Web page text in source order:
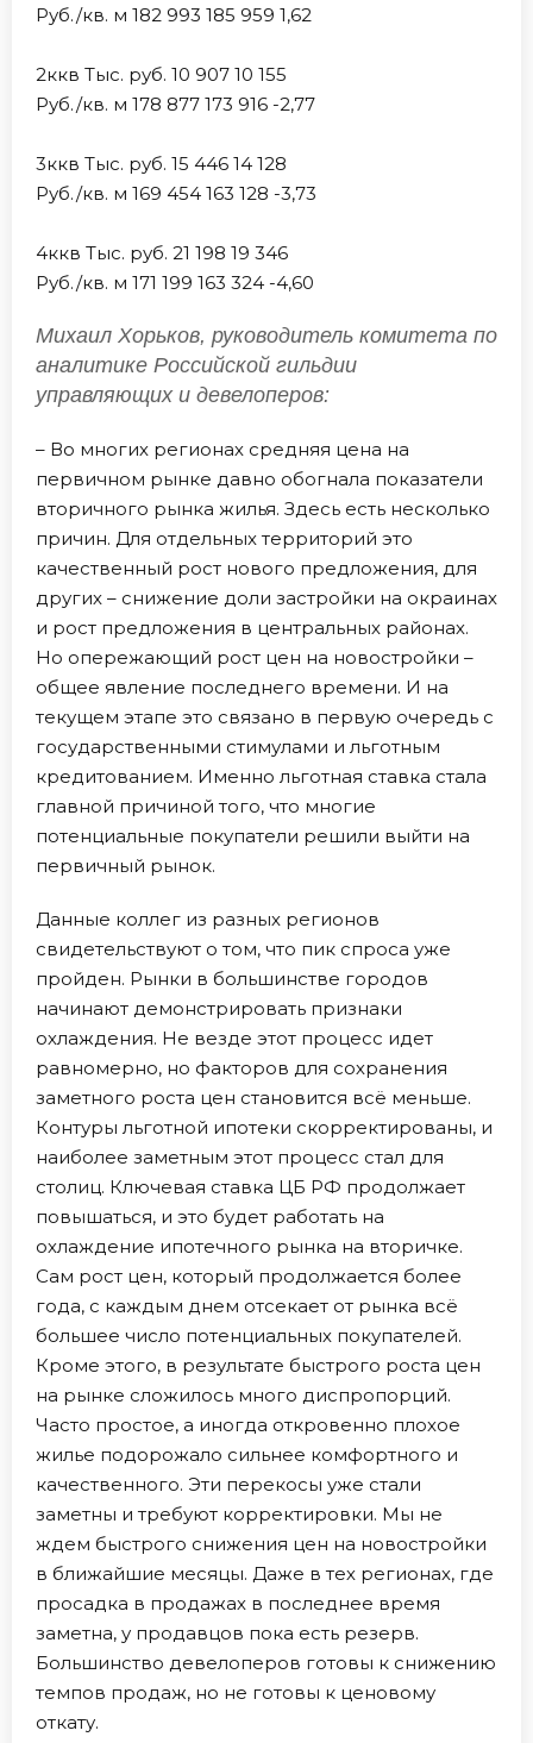
Руб./кв. м 182 993 185 959 1,62
2ккв Тыс. руб. 10 907 10 155
Руб./кв. м 178 877 173 916 -2,77
3ккв Тыс. руб. 15 446 14 128
Руб./кв. м 169 454 163 128 -3,73
4ккв Тыс. руб. 21 198 19 346
Руб./кв. м 171 199 163 324 -4,60
Михаил Хорьков, руководитель комитета по
аналитике Российской гильдии
управляющих и девелоперов:
– Во многих регионах средняя цена на
первичном рынке давно обогнала показатели
вторичного рынка жилья. Здесь есть несколько
причин. Для отдельных территорий это
качественный рост нового предложения, для
других – снижение доли застройки на окраинах
и рост предложения в центральных районах.
Но опережающий рост цен на новостройки –
общее явление последнего времени. И на
текущем этапе это связано в первую очередь с
государственными стимулами и льготным
кредитованием. Именно льготная ставка стала
главной причиной того, что многие
потенциальные покупатели решили выйти на
первичный рынок.
Данные коллег из разных регионов
свидетельствуют о том, что пик спроса уже
пройден. Рынки в большинстве городов
начинают демонстрировать признаки
охлаждения. Не везде этот процесс идет
равномерно, но факторов для сохранения
заметного роста цен становится всё меньше.
Контуры льготной ипотеки скорректированы, и
наиболее заметным этот процесс стал для
столиц. Ключевая ставка ЦБ РФ продолжает
повышаться, и это будет работать на
охлаждение ипотечного рынка на вторичке.
Сам рост цен, который продолжается более
года, с каждым днем отсекает от рынка всё
большее число потенциальных покупателей.
Кроме этого, в результате быстрого роста цен
на рынке сложилось много диспропорций.
Часто простое, а иногда откровенно плохое
жилье подорожало сильнее комфортного и
качественного. Эти перекосы уже стали
заметны и требуют корректировки. Мы не
ждем быстрого снижения цен на новостройки
в ближайшие месяцы. Даже в тех регионах, где
просадка в продажах в последнее время
заметна, у продавцов пока есть резерв.
Большинство девелоперов готовы к снижению
темпов продаж, но не готовы к ценовому
откату.